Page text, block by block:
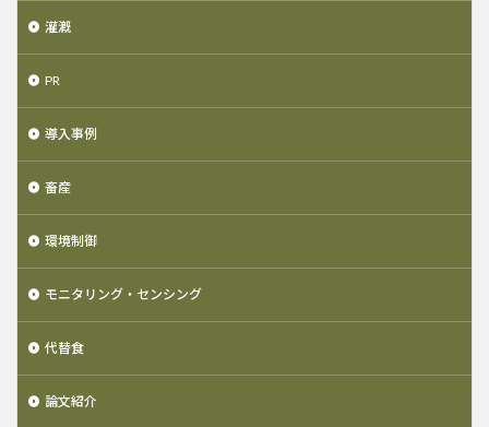
灌漑
PR
導入事例
畜産
環境制御
モニタリング・センシング
代替食
論文紹介